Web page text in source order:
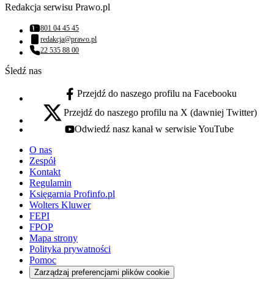
Redakcja serwisu Prawo.pl
Numer telefonu:
801 04 45 45
Adres email:
redakcja@prawo.pl
Numer telefonu:
22 535 88 00
Śledź nas
facebook - otwiera się w nowej karcie
Przejdź do naszego profilu na Facebooku
x - otwiera się w nowej karcie
Przejdź do naszego profilu na X (dawniej Twitter)
youtube - otwiera się w nowej karcie
Odwiedź nasz kanał w serwisie YouTube
O nas
Zespół
Kontakt
Regulamin
Księgarnia Profinfo.pl
Wolters Kluwer
FEPI
FPOP
Mapa strony
Polityka prywatności
Pomoc
Zarządzaj preferencjami plików cookie